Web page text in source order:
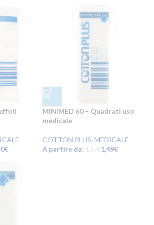
€
MINIMED 60 – Quadrati uso
medicale
COTTON PLUS, MEDICALE
A partire da: 1,67€1,49€